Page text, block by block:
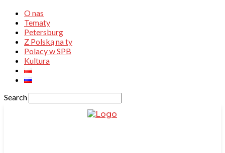
O nas
Tematy
Petersburg
Z Polską na ty
Polacy w SPB
Kultura
Search